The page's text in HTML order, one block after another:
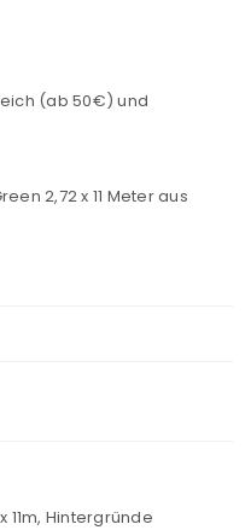
(ab 50€) und
2,72 x 11 Meter aus
11m, Hintergründe